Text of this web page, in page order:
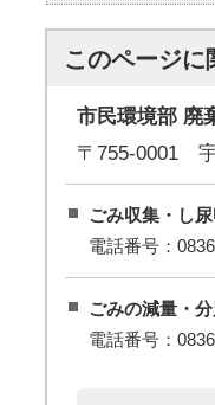
このページに
市民環境部 廃
〒755-0001
ごみ収集・し
電話番号：
ごみの減量・
電話番号：